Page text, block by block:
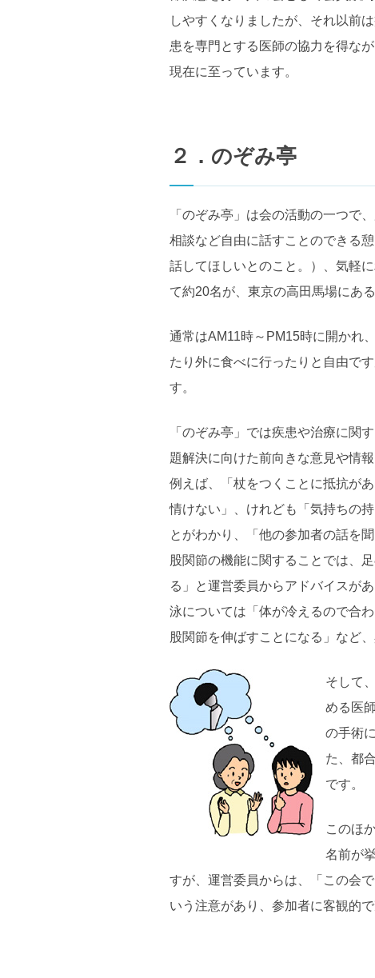
しやすくなりましたが、それ以前
患を専門とする医師の協力を得な
現在に至っています。
２．のぞみ亭
「のぞみ亭」は会の活動の一つで
相談など自由に話すことのできる
話してほしいとのこと。）、気軽
て約20名が、東京の高田馬場にあ
通常はAM11時～PM15時に開かれ
たり外に食べに行ったりと自由で
す。
「のぞみ亭」では疾患や治療に関
題解決に向けた前向きな意見や情
例えば、「杖をつくことに抵抗が
情けない」、けれども「気持ちの
とがわかり、「他の参加者の話を
股関節の機能に関することでは、
る」と運営委員からアドバイスが
泳については「体が冷えるので合
股関節を伸ばすことになる」など
そして
める医
の手術
た、都
です。
このほ
名前が
すが、運営委員からは、「この会
いう注意があり、参加者に客観的